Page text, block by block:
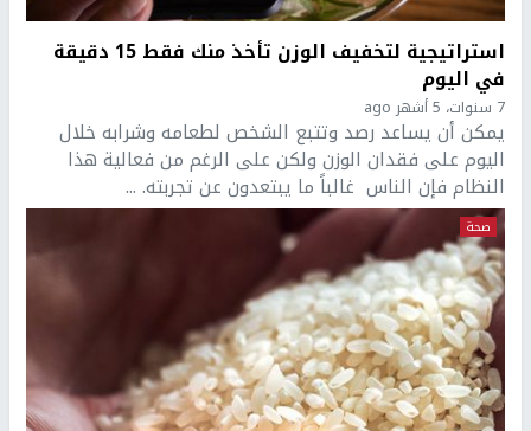
استراتيجية لتخفيف الوزن تأخذ منك فقط 15 دقيقة
في اليوم
7 سنوات، 5 أشهر ago
يمكن أن يساعد رصد وتتبع الشخص لطعامه وشرابه خلال
اليوم على فقدان الوزن ولكن على الرغم من فعالية هذا
النظام فإن الناس غالباً ما يبتعدون عن تجربته. ...
صحة